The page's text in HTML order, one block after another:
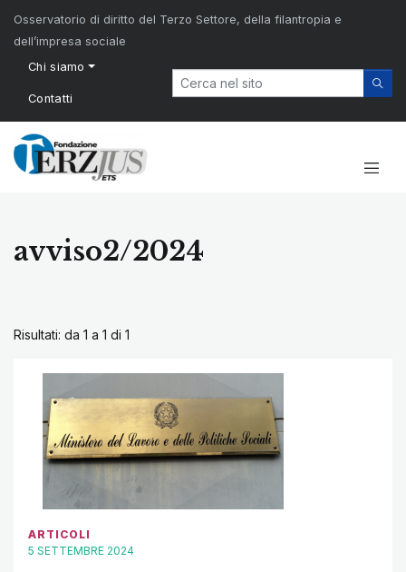
Osservatorio di diritto del Terzo Settore, della filantropia e
dell’impresa sociale
Chi siamo
Contatti
avviso2/2024
Risultati: da 1 a 1 di 1
ARTICOLI
5 SETTEMBRE 2024